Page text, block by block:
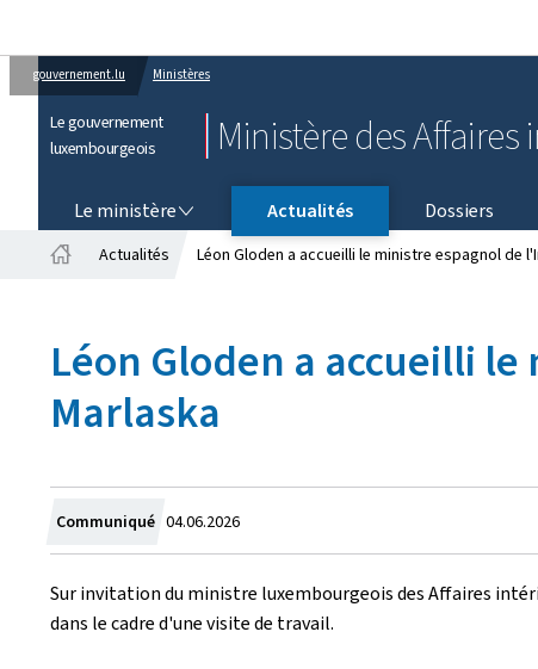
gouvernement.lu Ministères
Le gouvernement
luxembourgeois
Ministère des Affaires
Le ministère Actualités Dossiers
Actualités Léon Gloden a accueilli le ministre espagnol de
Léon Gloden a accueilli
Marlaska
Communiqué Crée
le
04.06.2026
Sur invitation du ministre luxembourgeois des Affaires
dans le cadre d'une visite de travail.